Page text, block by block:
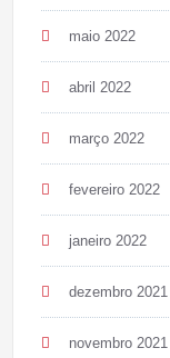
maio 2022
abril 2022
março 2022
fevereiro 2022
janeiro 2022
dezembro 2021
novembro 2021